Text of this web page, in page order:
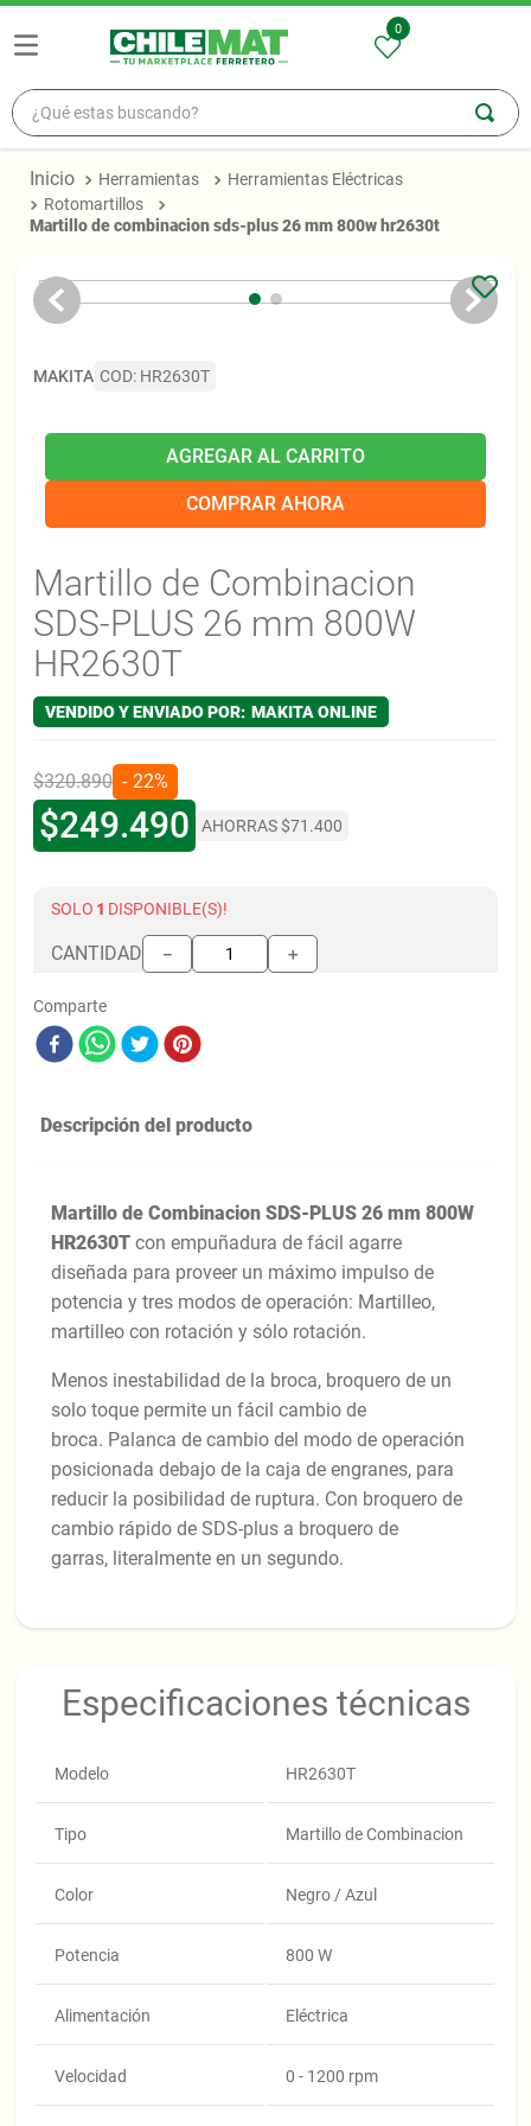
0
¿Qué estas buscando?
Herramientas
Herramientas Eléctricas
Rotomartillos
martillo de combinacion sds-plus 26 mm 800w hr2630t
MAKITA COD: HR2630T
AGREGAR AL CARRITO
COMPRAR AHORA
Martillo de Combinacion
SDS-PLUS 26 mm 800W
HR2630T
MAKITA ONLINE
$320.890 22%
$249.490 AHORRAS $71 .400
SOLO 1 DISPONIBLE(S)!
CANTIDAD ＋
－
Comparte
Descripción del producto
Martillo de Combinacion SDS-PLUS 26 mm 800W
HR2630T con empuñadura de fácil agarre
diseñada para proveer un máximo impulso de
potencia y tres modos de operación: Martilleo,
martilleo con rotación y sólo rotación.
Menos inestabilidad de la broca, broquero de un
solo toque permite un fácil cambio de
broca. Palanca de cambio del modo de operación
posicionada debajo de la caja de engranes, para
reducir la posibilidad de ruptura. Con broquero de
cambio rápido de SDS-plus a broquero de
garras, literalmente en un segundo.
Especificaciones técnicas
Modelo HR2630T
Tipo Martillo de Combinacion
Color Negro / Azul
Potencia 800 W
Alimentación Eléctrica
Velocidad 0 - 1200 rpm
3. osb